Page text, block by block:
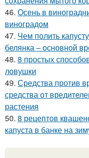
46. Осень в
виноградом
47. Чем полить
белянка – основной
48. 8 простых
ловушки
49. Средства против
средства от
растения
50. 8 рецептов
капуста в банке на